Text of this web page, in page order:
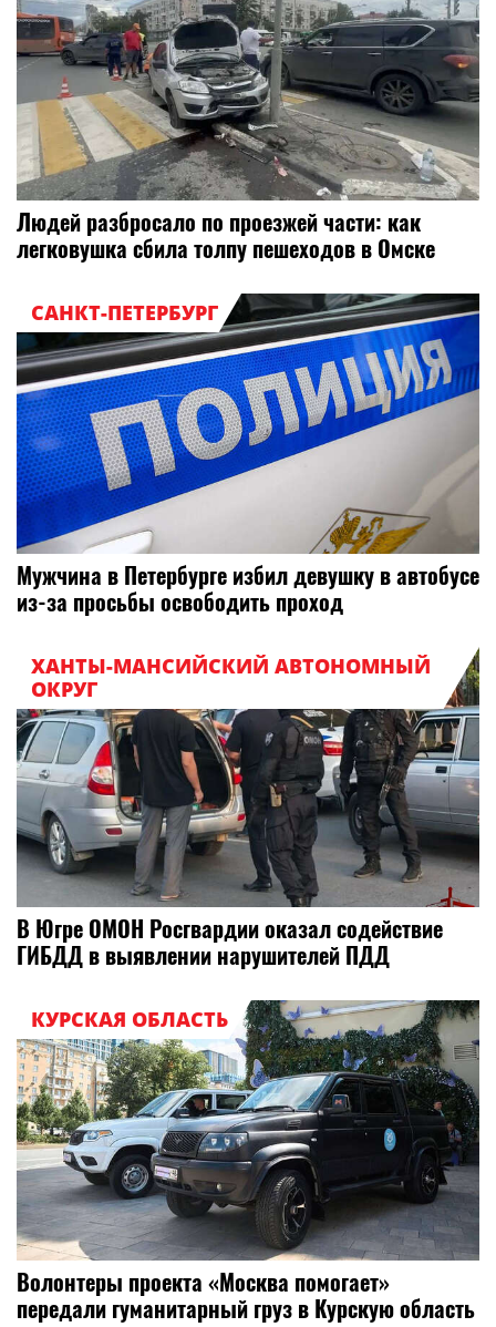
Людей разбросало по проезжей части: как
легковушка сбила толпу пешеходов в Омске
САНКТ-ПЕТЕРБУРГ
Мужчина в Петербурге избил девушку в автобусе
из-за просьбы освободить проход
ХАНТЫ-МАНСИЙСКИЙ АВТОНОМНЫЙ
ОКРУГ
В Югре ОМОН Росгвардии оказал содействие
ГИБДД в выявлении нарушителей ПДД
КУРСКАЯ ОБЛАСТЬ
Волонтеры проекта «Москва помогает»
передали гуманитарный груз в Курскую область